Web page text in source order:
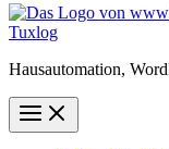
Tuxlog
Hausautomation,